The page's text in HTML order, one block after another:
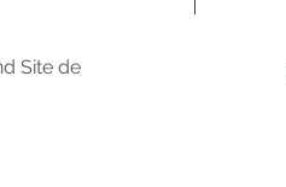
Site de